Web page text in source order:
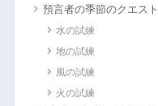
預言者の季節のクエスト
水の試練
地の試練
風の試練
火の試練